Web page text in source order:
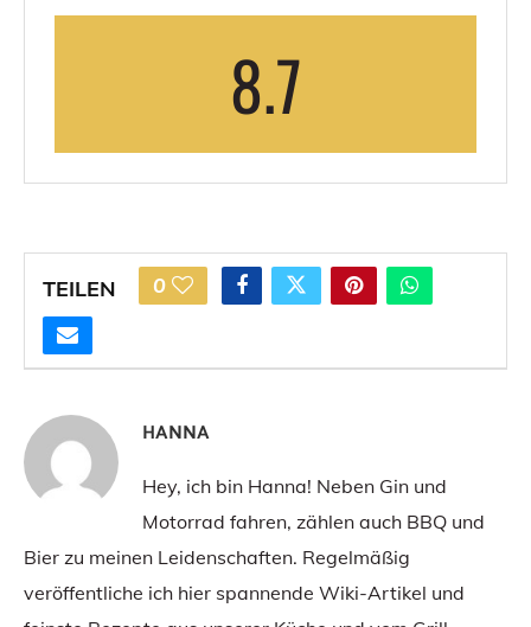
8.7
TEILEN 0
HANNA
Hey, ich bin Hanna! Neben Gin und
Motorrad fahren, zählen auch BBQ und
Bier zu meinen Leidenschaften. Regelmäßig
veröffentliche ich hier spannende Wiki-Artikel und